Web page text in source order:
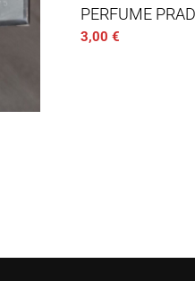
PERFUME
3,00 €